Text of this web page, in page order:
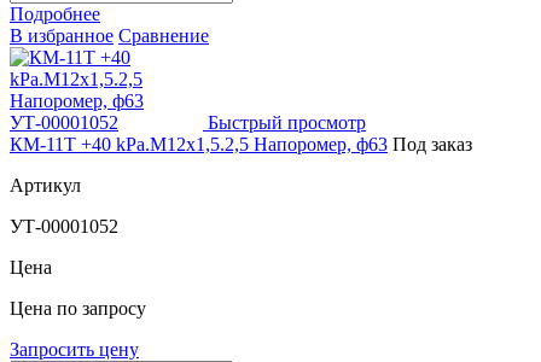
Подробнее
В избранное Сравнение
Быстрый просмотр
КМ-11Т +40 kPа.М12х1,5.2,5 Напоромер, ф63 Под заказ
Артикул
УТ-00001052
Цена
Цена по запросу
Запросить цену